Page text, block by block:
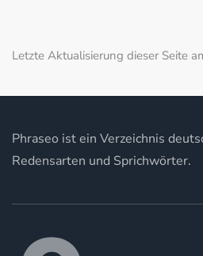
Letzte Aktualisierung dieser Seite
Phraseo ist ein Verzeichnis
Redensarten und Sprichwörter.